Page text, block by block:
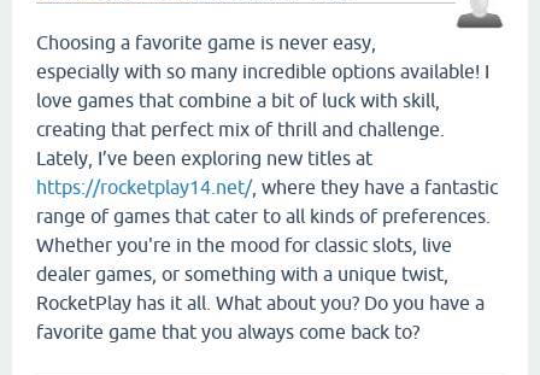
Choosing a favorite game is never easy,
especially with so many incredible options available! I
love games that combine a bit of luck with skill,
creating that perfect mix of thrill and challenge.
Lately, I’ve been exploring new titles at
https://rocketplay14.net/, where they have a fantastic
range of games that cater to all kinds of preferences.
Whether you're in the mood for classic slots, live
dealer games, or something with a unique twist,
RocketPlay has it all. What about you? Do you have a
favorite game that you always come back to?